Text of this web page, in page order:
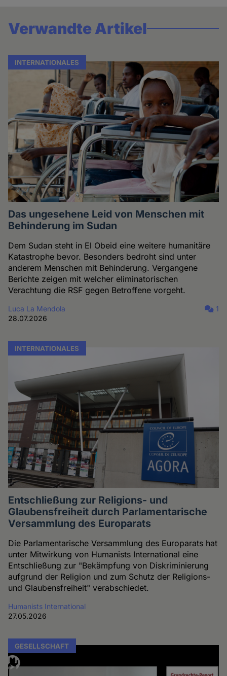
Verwandte Artikel
INTERNATIONALES
Das ungesehene Leid von Menschen mit
Behinderung im Sudan
Dem Sudan steht in El Obeid eine weitere humanitäre
Katastrophe bevor. Besonders bedroht sind unter
anderem Menschen mit Behinderung. Vergangene
Berichte zeigen mit welcher eliminatorischen
Verachtung die RSF gegen Betroffene vorgeht.
Luca La Mendola
28.07.2026
1
INTERNATIONALES
Entschließung zur Religions- und
Glaubensfreiheit durch Parlamentarische
Versammlung des Europarats
Die Parlamentarische Versammlung des Europarats hat
unter Mitwirkung von Humanists International eine
Entschließung zur "Bekämpfung von Diskriminierung
aufgrund der Religion und zum Schutz der Religions-
und Glaubensfreiheit" verabschiedet.
Humanists International
27.05.2026
GESELLSCHAFT